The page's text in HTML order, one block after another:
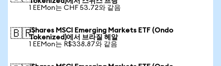
1 EEMon는 CHF 53.72와 같음
🇧🇷iShares MSCI Emerging Markets ETF (Ondo
Tokenized)에서 브라질 헤알
1 EEMon는 R$338.87와 같음